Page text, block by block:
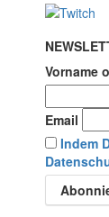
Vorname
Email
Indem